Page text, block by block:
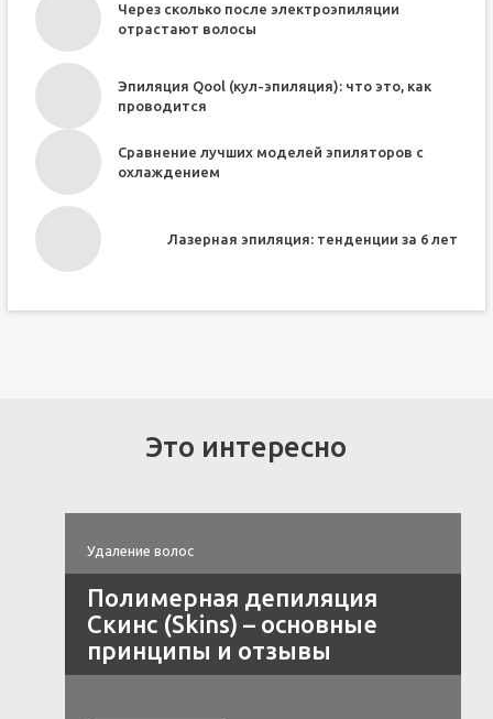
Через сколько после электроэпиляции
отрастают волосы
Эпиляция Qool (кул-эпиляция): что это, как
проводится
Сравнение лучших моделей эпиляторов с
охлаждением
Лазерная эпиляция: тенденции за 6 лет
Это интересно
Удаление волос
Полимерная депиляция
Скинс (Skins) – основные
принципы и отзывы